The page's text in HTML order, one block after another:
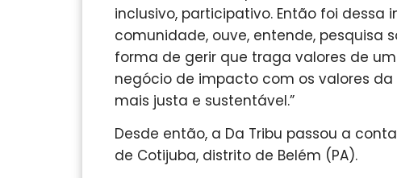
inclusivo, participativo. Então foi
comunidade, ouve, entende, pesquisa
forma de gerir que traga valores de
negócio de impacto com os valores
mais justa e sustentável.”
Desde então, a Da Tribu passou a
de Cotijuba, distrito de Belém (PA).